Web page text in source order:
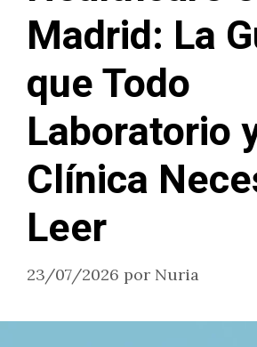
Madrid: La
que Todo
Laboratorio
Clínica
Leer
23/07/2026 por Nuria